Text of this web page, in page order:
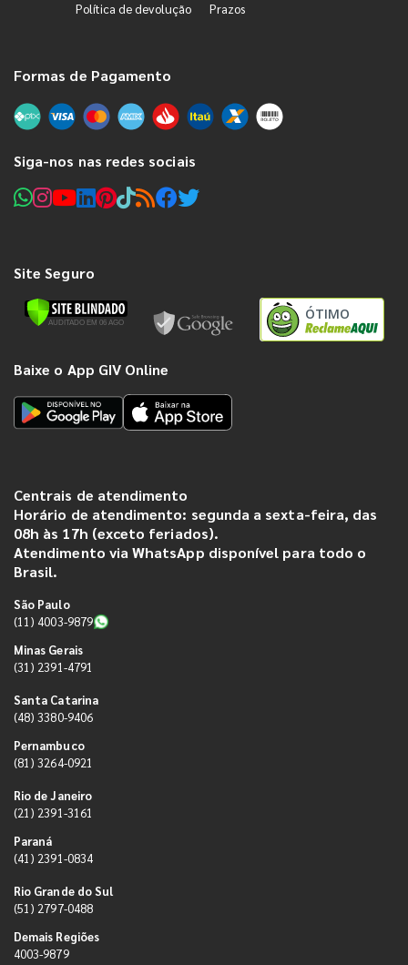
Política de devolução Prazos
Formas de Pagamento
Siga-nos nas redes sociais
Site Seguro
ÓTIMO
Baixe o App GIV Online
Centrais de atendimento
Horário de atendimento: segunda a sexta-feira, das
08h às 17h (exceto feriados).
Atendimento via WhatsApp disponível para todo o
Brasil.
São Paulo
(11) 4003-9879
Minas Gerais
(31) 2391-4791
Santa Catarina
(48) 3380-9406
Pernambuco
(81) 3264-0921
Rio de Janeiro
(21) 2391-3161
Paraná
(41) 2391-0834
Rio Grande do Sul
(51) 2797-0488
Demais Regiões
4003-9879